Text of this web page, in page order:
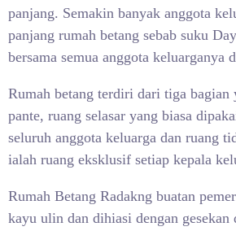
panjang. Semakin banyak anggota
panjang rumah betang sebab suku
bersama semua anggota keluarganya
Rumah betang terdiri dari tiga bagian
pante, ruang selasar yang biasa
seluruh anggota keluarga dan ruang
ialah ruang eksklusif setiap kepala
Rumah Betang Radakng buatan
kayu ulin dan dihiasi dengan gesekan